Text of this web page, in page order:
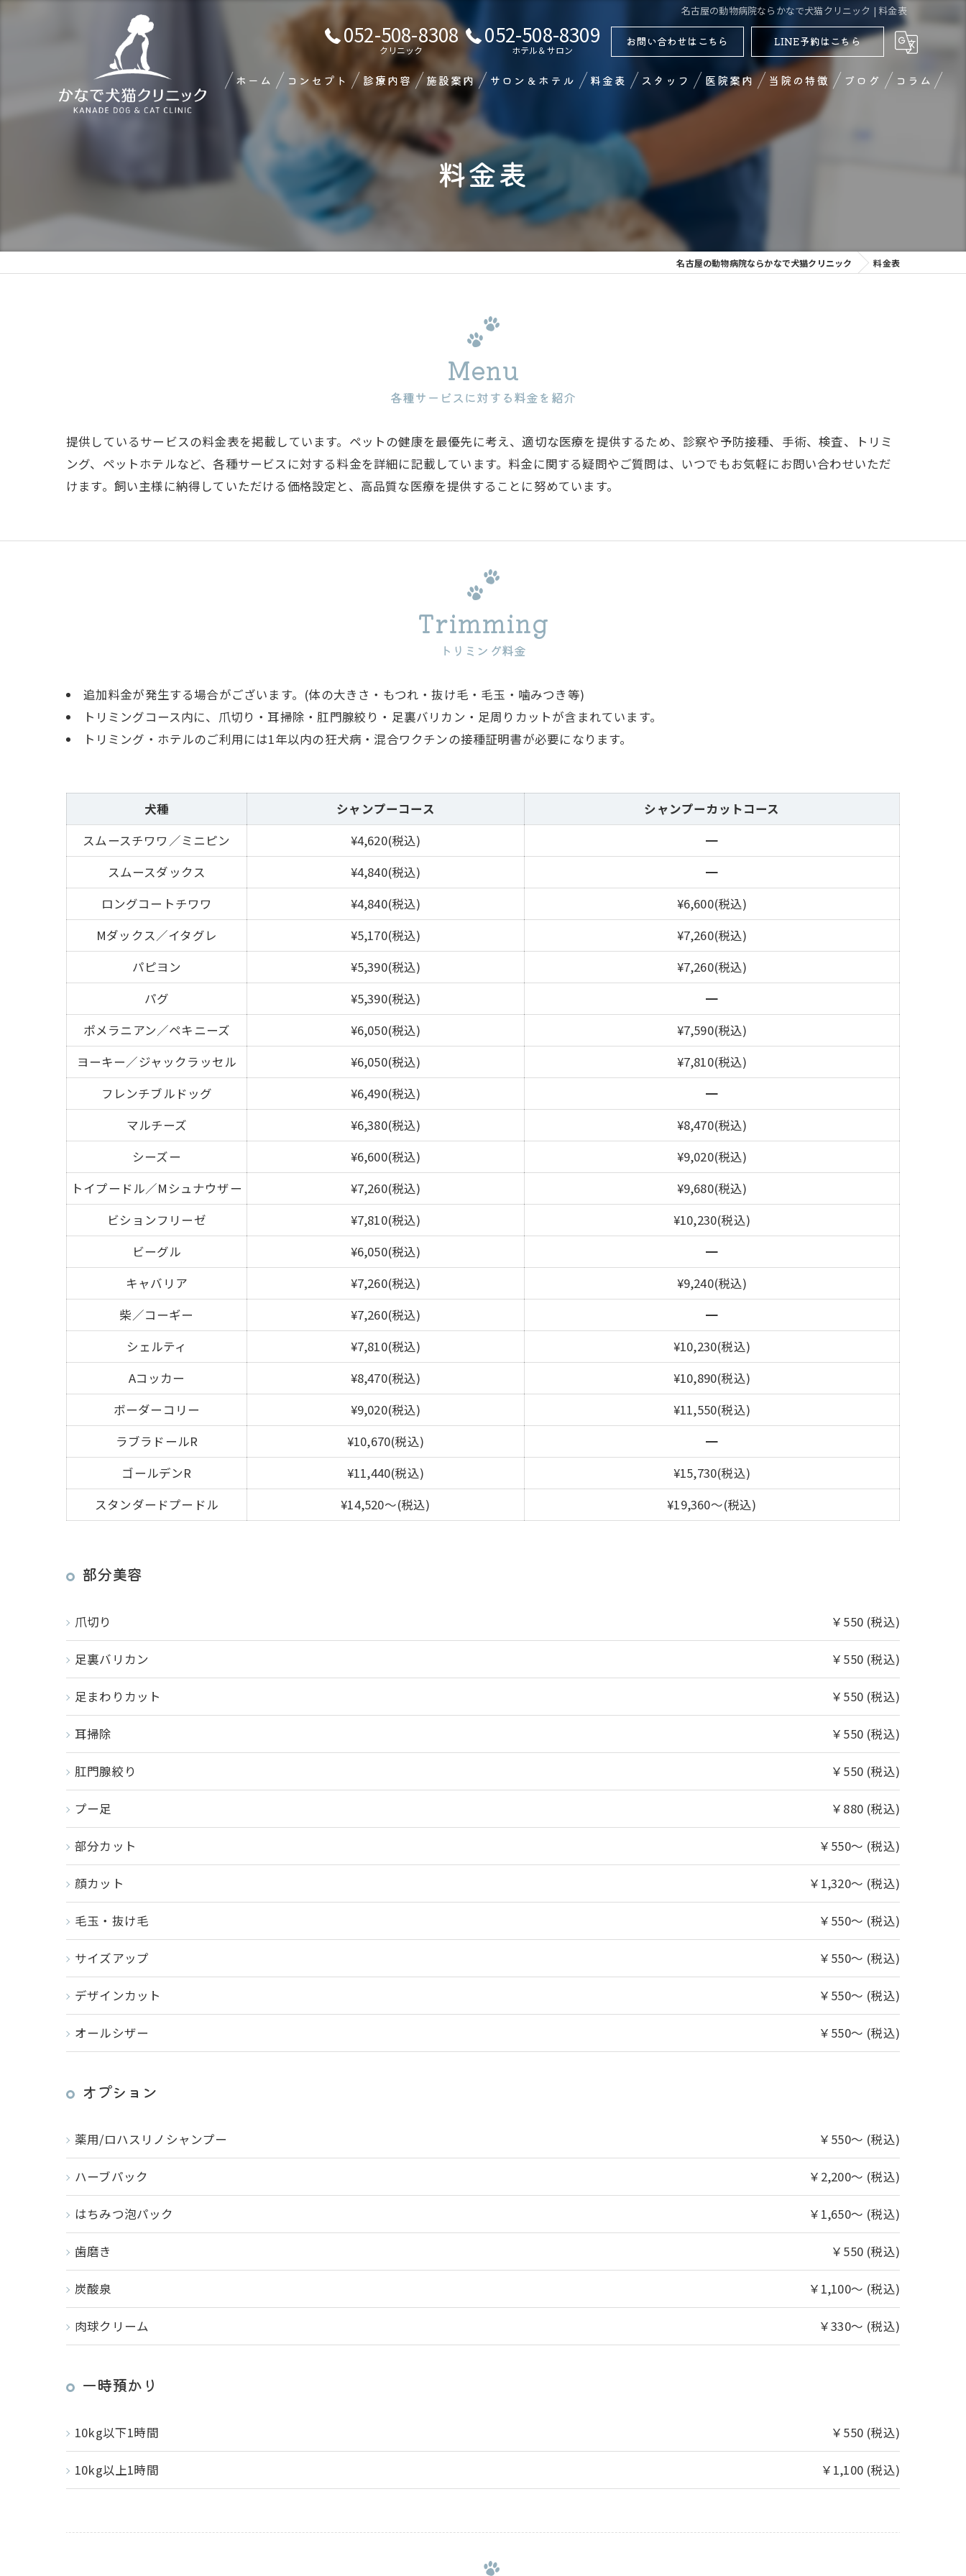
名古屋の動物病院ならかなで犬猫クリニック | 料金表
052-508-8308
クリニック
052-508-8309
ホテル＆サロン
お問い合わせはこちら LINE予約はこちら
ホーム コンセプト 診療内容 施設案内 サロン＆ホテル 料金表 スタッフ 医院案内 当院の特徴
犬
ペットホテル
ブログ コラム
料金表
名古屋の動物病院ならかなで犬猫クリニック 料金表
各種サービスに対する料金を紹介
Menu
提供しているサービスの料金表を掲載しています。ペットの健康を最優先に考え、適切な医療を提供するため、診察や予防接種、手術、検査、トリミ
ング、ペットホテルなど、各種サービスに対する料金を詳細に記載しています。料金に関する疑問やご質問は、いつでもお気軽にお問い合わせいただ
けます。飼い主様に納得していただける価格設定と、高品質な医療を提供することに努めています。
トリミング料金
Trimming
追加料金が発生する場合がございます。(体の大きさ・もつれ・抜け毛・毛玉・噛みつき等)
トリミングコース内に、爪切り・耳掃除・肛門腺絞り・足裏バリカン・足周りカットが含まれています。
トリミング・ホテルのご利用には1年以内の狂犬病・混合ワクチンの接種証明書が必要になります。
犬種 シャンプーコース
シャンプーカットコース
スムースチワワ／ミニピン
¥4,620(税込)
━
スムースダックス
¥4,840(税込)
━
ロングコートチワワ
¥4,840(税込)
¥6,600(税込)
Mダックス／イタグレ
¥5,170(税込)
¥7,260(税込)
パピヨン
¥5,390(税込)
¥7,260(税込)
パグ
¥5,390(税込)
━
ポメラニアン／ペキニーズ
¥6,050(税込)
¥7,590(税込)
ヨーキー／ジャックラッセル
¥6,050(税込)
¥7,810(税込)
フレンチブルドッグ
¥6,490(税込)
━
マルチーズ
¥6,380(税込)
¥8,470(税込)
シーズー
¥6,600(税込)
¥9,020(税込)
トイプードル／Mシュナウザー
¥7,260(税込)
¥9,680(税込)
ビションフリーゼ
¥7,810(税込)
¥10,230(税込)
ビーグル
¥6,050(税込)
━
キャバリア
¥7,260(税込)
¥9,240(税込)
柴／コーギー
¥7,260(税込)
━
シェルティ
¥7,810(税込)
¥10,230(税込)
Aコッカー
¥8,470(税込)
¥10,890(税込)
ボーダーコリー
¥9,020(税込)
¥11,550(税込)
ラブラドールR
¥10,670(税込)
━
ゴールデンR
¥11,440(税込)
¥15,730(税込)
スタンダードプードル
¥14,520～(税込) ¥19,360～(税込)
部分美容
爪切り ￥550 (税込)
足裏バリカン ￥550 (税込)
足まわりカット ￥550 (税込)
耳掃除 ￥550 (税込)
肛門腺絞り ￥550 (税込)
プー足 ￥880 (税込)
部分カット ￥550～ (税込)
顔カット ￥1,320～ (税込)
毛玉・抜け毛 ￥550～ (税込)
サイズアップ ￥550～ (税込)
デザインカット ￥550～ (税込)
オールシザー ￥550～ (税込)
オプション
薬用/ロハスリノシャンプー ￥550～ (税込)
ハーブパック ￥2,200～ (税込)
はちみつ泡パック ￥1,650～ (税込)
歯磨き ￥550 (税込)
炭酸泉 ￥1,100～ (税込)
肉球クリーム ￥330～ (税込)
一時預かり
10kg以下1時間 ￥550 (税込)
10kg以上1時間 ￥1,100 (税込)